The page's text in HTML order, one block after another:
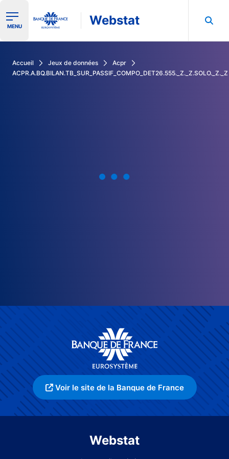
Ouvrir le menu de navigation
MENU Webstat
Accueil Jeux de données
Acpr
ACPR.A.BQ.BILAN.TB_SUR_PASSIF_COMPO_DET26.555._Z._Z.SOLO._Z._Z
Voir le site de la Banque de France
Webstat